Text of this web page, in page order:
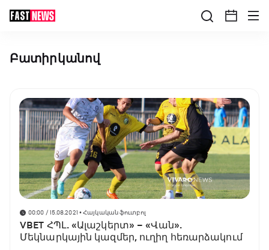
Բատիրկանով
00:00 / 15.08.2021 • Հայկական ֆուտբոլ
VBET ՀՊԼ. «Ալաշկերտ» – «Վան».
Մեկնարկային կազմեր, ուղիղ հեռարձակում